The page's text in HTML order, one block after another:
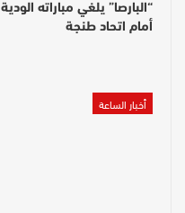
“البارصا” يلغي مباراته الودية
أمام اتحاد طنجة
أخبار الساعة